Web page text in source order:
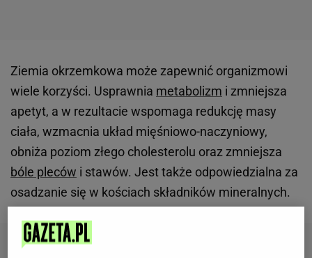
Ziemia okrzemkowa może zapewnić organizmowi
wiele korzyści. Usprawnia metabolizm i zmniejsza
apetyt, a w rezultacie wspomaga redukcję masy
ciała, wzmacnia układ mięśniowo-naczyniowy,
obniża poziom złego cholesterolu oraz zmniejsza
bóle pleców i stawów. Jest także odpowiedzialna za
osadzanie się w kościach składników mineralnych.